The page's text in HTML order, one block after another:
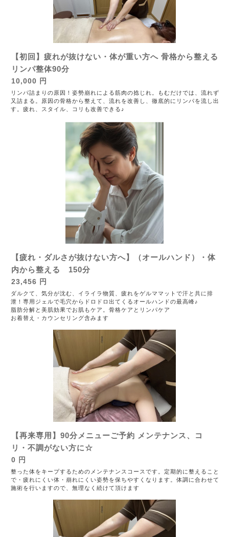
【初回】疲れが抜けない・体が重い方へ 骨格から整える
リンパ整体90分
10,000 円
リンパ詰まりの原因！姿勢崩れによる筋肉の捻じれ。もむだけでは、流れず
又詰まる。原因の骨格から整えて、流れを改善し、徹底的にリンパを流し出
す。疲れ、スタイル、コリも改善できる♪
【疲れ・ダルさが抜けない方へ】（オールハンド）・体
内から整える 150分
23,456 円
ダルクて、気分が沈む、イライラ物質、疲れをゲルママットで汗と共に排
泄！専用ジェルで毛穴からドロドロ出てくるオールハンドの最高峰♪
脂肪分解と美肌効果でお肌もケア。骨格ケアとリンパケア
お着替え・カウンセリング含みます
【再来専用】90分メニューご予約 メンテナンス、コ
リ・不調がない方に☆
0 円
整った体をキープするためのメンテナンスコースです。定期的に整えること
で・疲れにくい体・崩れにくい姿勢を保ちやすくなります。体調に合わせて
施術を行いますので、無理なく続けて頂けます